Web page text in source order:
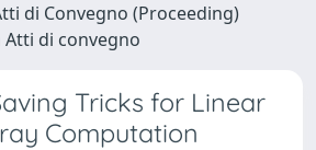
di Convegno (Proceeding)
di convegno
Tricks for Linear
Computation